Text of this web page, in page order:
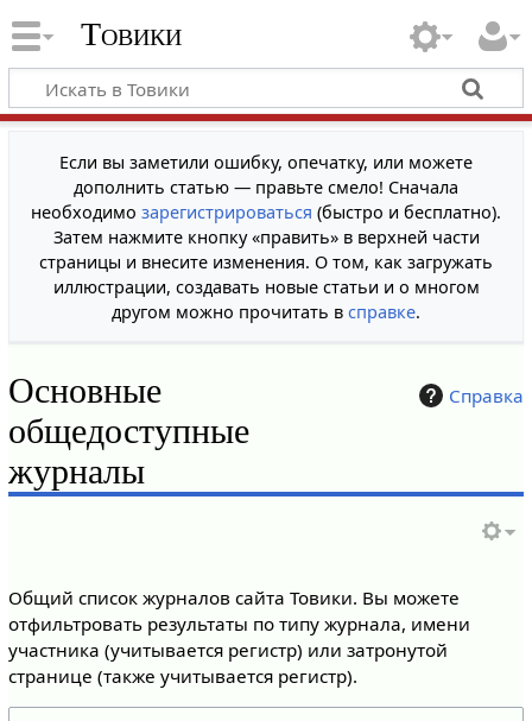
Товики
Если вы заметили ошибку, опечатку, или можете
дополнить статью — правьте смело! Сначала
необходимо зарегистрироваться (быстро и бесплатно).
Затем нажмите кнопку «править» в верхней части
страницы и внесите изменения. О том, как загружать
иллюстрации, создавать новые статьи и о многом
другом можно прочитать в справке.
Справка
Основные
общедоступные
журналы
Общий список журналов сайта Товики. Вы можете
отфильтровать результаты по типу журнала, имени
участника (учитывается регистр) или затронутой
странице (также учитывается регистр).